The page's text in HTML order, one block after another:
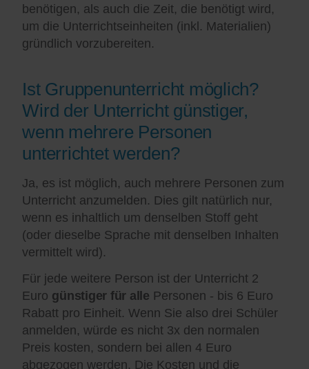
benötigen, als auch die Zeit, die benötigt wird,
um die Unterrichtseinheiten (inkl. Materialien)
gründlich vorzubereiten.
Ist Gruppenunterricht möglich?
Wird der Unterricht günstiger,
wenn mehrere Personen
unterrichtet werden?
Ja, es ist möglich, auch mehrere Personen zum
Unterricht anzumelden. Dies gilt natürlich nur,
wenn es inhaltlich um denselben Stoff geht
(oder dieselbe Sprache mit denselben Inhalten
vermittelt wird).
Für jede weitere Person ist der Unterricht 2
Euro günstiger für alle Personen - bis 6 Euro
Rabatt pro Einheit. Wenn Sie also drei Schüler
anmelden, würde es nicht 3x den normalen
Preis kosten, sondern bei allen 4 Euro
abgezogen werden. Die Kosten und die